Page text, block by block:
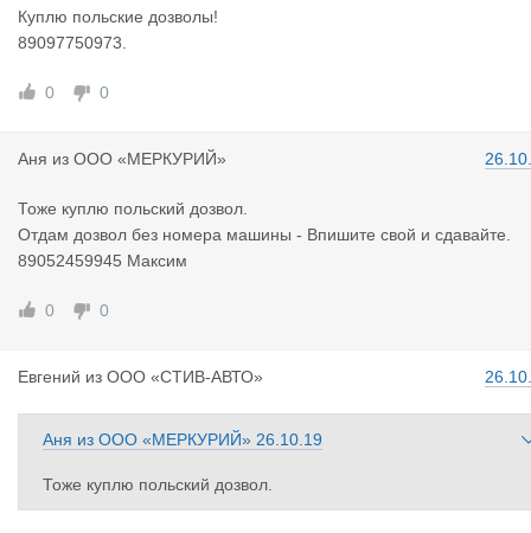
Куплю польские дозволы!
89097750973.
0 0
Аня из ООО «МЕРКУРИЙ»
Тоже куплю польский дозвол.
Отдам дозвол без номера машины - Впишите свой и сдавайте.
89052459945 Максим
0 0
Евгений из ООО «СТИВ-АВТО»
Аня из ООО «МЕРКУРИЙ» 26.10.19
Тоже куплю польский дозвол.
Отдам дозвол без номера машины.